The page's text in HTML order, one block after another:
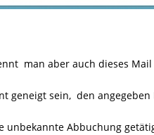
man aber auch dieses
sein, den angegeben
Abbuchung